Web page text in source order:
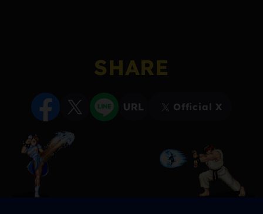
SHARE
Official X